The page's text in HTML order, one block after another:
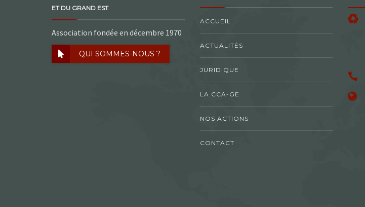
ET DU GRAND EST
Association fondée en décembre 1970
QUI SOMMES-NOUS ?
ACCUEIL
ACTUALITÉS
JURIDIQUE
LA CCA-GE
NOS ACTIONS
CONTACT